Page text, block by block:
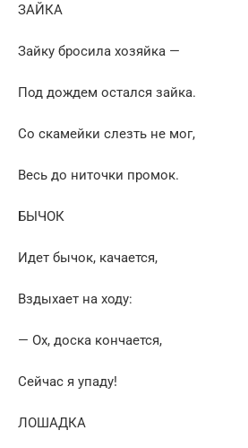
ЗАЙКА
Зайку бросила хозяйка —
Под дождем остался зайка.
Со скамейки слезть не мог,
Весь до ниточки промок.
БЫЧОК
Идет бычок, качается,
Вздыхает на ходу:
— Ох, доска кончается,
Сейчас я упаду!
ЛОШАДКА